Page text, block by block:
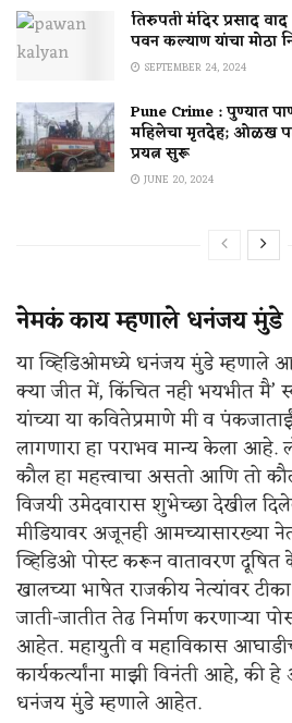
तिरुपती मंदिर प्रसाद
पवन कल्याण यांचा मोठा
SEPTEMBER 24, 2024
Pune Crime : पुण्यात
महिलेचा मृतदेह; ओळख
प्रयत्न सुरू
JUNE 20, 2024
नेमकं काय म्हणाले धनंजय मुंडे
या व्हिडिओमध्ये धनंजय मुंडे म्हणाले
क्या जीत में, किंचित नही भयभीत मै’
यांच्या या कवितेप्रमाणे मी व
लागणारा हा पराभव मान्य केला
कौल हा महत्त्वाचा असतो आणि तो
विजयी उमेदवारास शुभेच्छा देखील
मीडियावर अजूनही आमच्यासारख्या
व्हिडिओ पोस्ट करून वातावरण
खालच्या भाषेत राजकीय नेत्यांवर
जाती-जातीत तेढ निर्माण करणाऱ्या
आहेत. महायुती व महाविकास
कार्यकर्त्यांना माझी विनंती आहे, की
धनंजय मुंडे म्हणाले आहेत.